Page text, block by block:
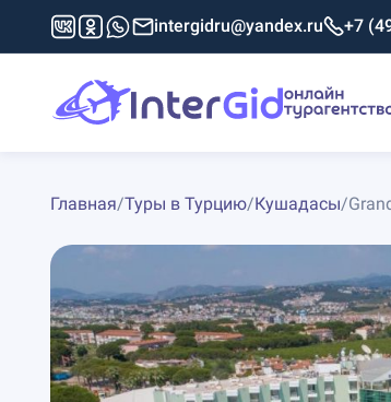
intergidru@yandex.ru +7
Главная/Туры в Турцию/Кушадасы/